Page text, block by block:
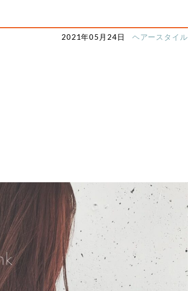
2021年05月24日 ヘアースタイル